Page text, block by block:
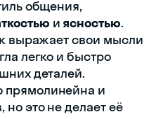
общения,
и ясностью.
выражает свои мысли
легко и быстро
деталей.
прямолинейна и
это не делает её